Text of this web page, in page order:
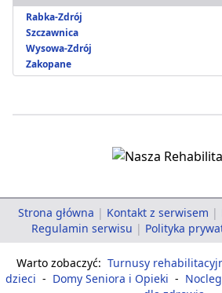
Rabka-Zdrój
Szczawnica
Wysowa-Zdrój
Zakopane
Strona główna | Kontakt z serwisem |
Regulamin serwisu | Polityka
Warto zobaczyć: Turnusy
dzieci - Domy Seniora i Opieki -